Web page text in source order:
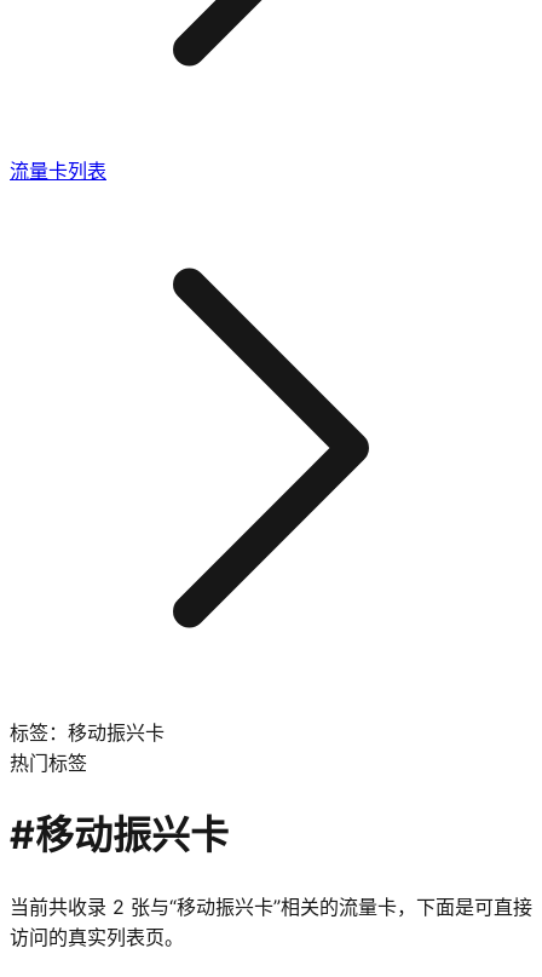
流量卡列表
标签：移动振兴卡
热门标签
#移动振兴卡
当前共收录 2 张与“移动振兴卡”相关的流量卡，下面是可直接
访问的真实列表页。